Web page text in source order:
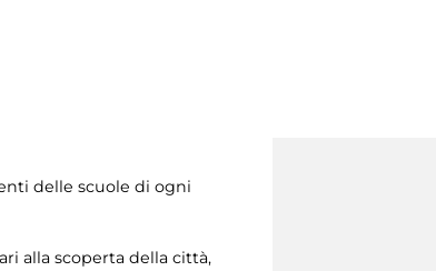
delle scuole di ogni
alla scoperta della città,